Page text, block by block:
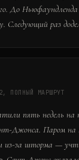
До
Следующий раз
ПОЛНЫЙ МАРШРУТ
пять недель
Джонса. Паром на
из-за шторма —